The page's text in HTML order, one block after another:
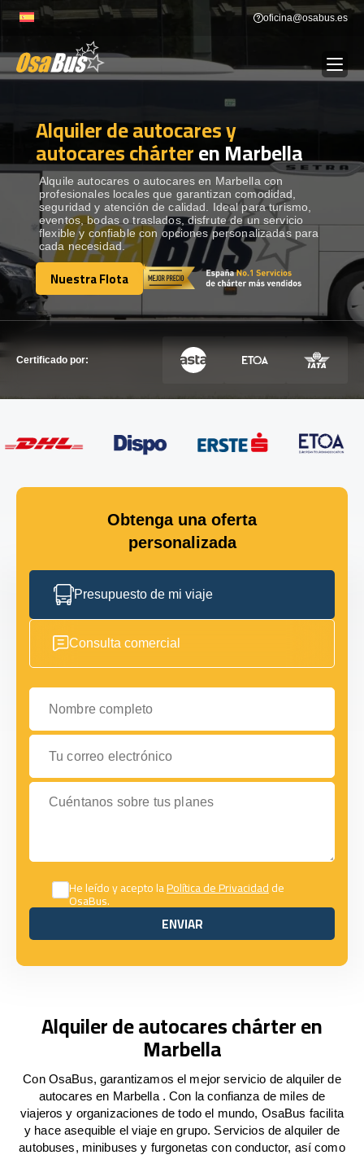
to
oficina@osabus.es
ALQUILER DE AUTOCARES
DESTINOS Show dropdown
RECORRIDAS Show dropdown
FLOTA
Alquiler de autocares y
autocares chárteren Marbella
Alquile autocares o autocares en Marbella con
profesionales locales que garantizan comodidad,
seguridad y atención de calidad. Ideal para turismo,
eventos, bodas o traslados, disfrute de un servicio
flexible y confiable con opciones personalizadas para
cada necesidad.
Nuestra Flota
Nuestra Flota
Certificado por:
Obtenga una oferta
personalizada
Presupuesto de mi viaje
Consulta comercial
Nombre completo
Tu correo electrónico
Cuéntanos sobre tus planes
He leído y acepto laPolítica de Privacidadde
OsaBus.
ENVIAR
ENVIAR
Alquiler de autocares chárter en
Marbella
Con OsaBus, garantizamos el mejor servicio de alquiler de
autocares en Marbella . Con la confianza de miles de
viajeros y organizaciones de todo el mundo, OsaBus facilita
y hace asequible el viaje en grupo. Servicios de alquiler de
autobuses, minibuses y furgonetas con conductor, así como